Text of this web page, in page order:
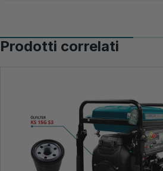
Prodotti correlati